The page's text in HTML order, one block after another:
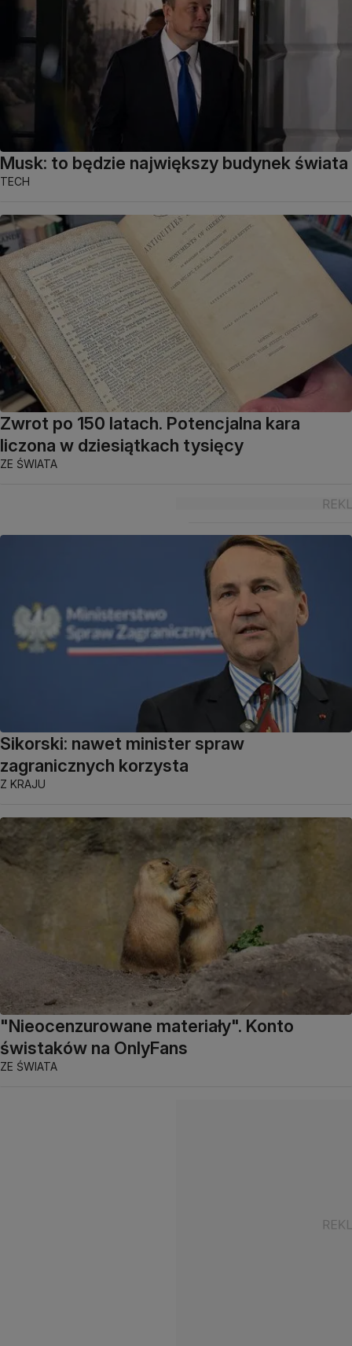
Musk: to będzie największy budynek świata
TECH
Zwrot po 150 latach. Potencjalna kara
liczona w dziesiątkach tysięcy
ZE ŚWIATA
Sikorski: nawet minister spraw
zagranicznych korzysta
Z KRAJU
"Nieocenzurowane materiały". Konto
świstaków na OnlyFans
ZE ŚWIATA